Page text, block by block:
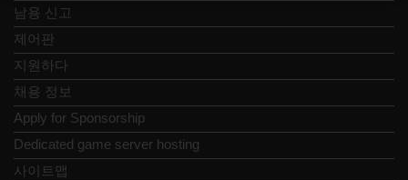
남용 신고
제어판
지원하다
채용 정보
Apply for Sponsorship
Dedicated game server hosting
사이트맵